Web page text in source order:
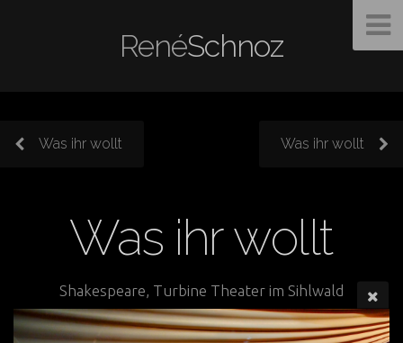
RenéSchnoz
Was ihr wollt Was ihr wollt
Was ihr wollt
Shakespeare, Turbine Theater im Sihlwald